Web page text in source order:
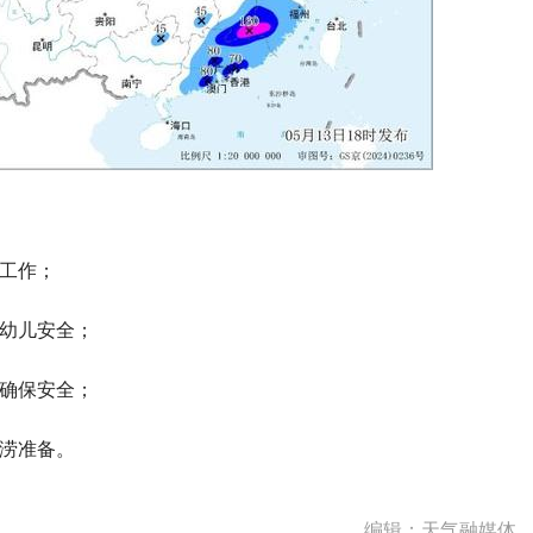
作；
儿安全；
保安全；
准备。